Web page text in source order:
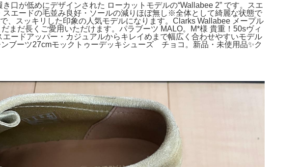
口が低めにデザインされた ローカットモデルの“Wallabee 2” です。スエ
ードの毛並み良好・ソールの減りほぼ無し※全体として綺麗な状態で
、スッキリした印象の人気モデルになります。Clarks Wallabee メープル
まだ長くご愛用いただけます。パラブーツ MALO。M*様 貴重！50sヴィ
ドアッパー・カジュアルからキレイめまで幅広く合わせやすいモデル
ーツ27cmモックトゥーデッキシューズ チョコ。新品・未使用品✨ク